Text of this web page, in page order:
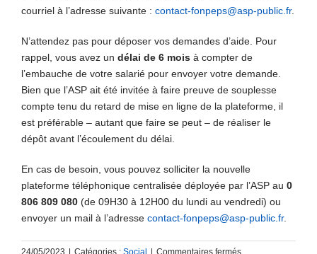
courriel à l’adresse suivante : contact-fonpeps@asp-public.fr.
N’attendez pas pour déposer vos demandes d’aide. Pour
rappel, vous avez un délai de 6 mois à compter de
l’embauche de votre salarié pour envoyer votre demande.
Bien que l’ASP ait été invitée à faire preuve de souplesse
compte tenu du retard de mise en ligne de la plateforme, il
est préférable – autant que faire se peut – de réaliser le
dépôt avant l’écoulement du délai.
En cas de besoin, vous pouvez solliciter la nouvelle
plateforme téléphonique centralisée déployée par l’ASP au 0
806 809 080 (de 09H30 à 12H00 du lundi au vendredi) ou
envoyer un mail à l’adresse contact-fonpeps@asp-public.fr.
sur